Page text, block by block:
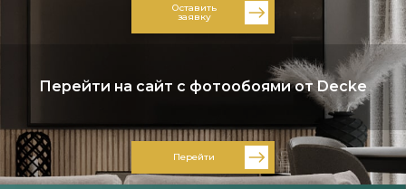
Оставить
заявку
Перейти на сайт с фотообоями от Decke
Перейти